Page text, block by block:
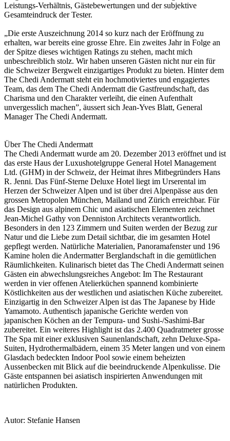
Leistungs-Verhältnis, Gästebewertungen und der subjektive
Gesamteindruck der Tester.
„Die erste Auszeichnung 2014 so kurz nach der Eröffnung zu
erhalten, war bereits eine grosse Ehre. Ein zweites Jahr in Folge an
der Spitze dieses wichtigen Ratings zu stehen, macht mich
unbeschreiblich stolz. Wir haben unseren Gästen nicht nur ein für
die Schweizer Bergwelt einzigartiges Produkt zu bieten. Hinter dem
The Chedi Andermatt steht ein hochmotiviertes und engagiertes
Team, das dem The Chedi Andermatt die Gastfreundschaft, das
Charisma und den Charakter verleiht, die einen Aufenthalt
unvergesslich machen”, äussert sich Jean-Yves Blatt, General
Manager The Chedi Andermatt.
Über The Chedi Andermatt
The Chedi Andermatt wurde am 20. Dezember 2013 eröffnet und ist
das erste Haus der Luxushotelgruppe General Hotel Management
Ltd. (GHM) in der Schweiz, der Heimat ihres Mitbegründers Hans
R. Jenni. Das Fünf-Sterne Deluxe Hotel liegt im Urserental im
Herzen der Schweizer Alpen und ist über drei Alpenpässe aus den
grossen Metropolen München, Mailand und Zürich erreichbar. Für
das Design aus alpinem Chic und asiatischen Elementen zeichnet
Jean-Michel Gathy von Denniston Architects verantwortlich.
Besonders in den 123 Zimmern und Suiten werden der Bezug zur
Natur und die Liebe zum Detail sichtbar, die im gesamten Hotel
gepflegt werden. Natürliche Materialien, Panoramafenster und 196
Kamine holen die Andermatter Berglandschaft in die gemütlichen
Räumlichkeiten. Kulinarisch bietet das The Chedi Andermatt seinen
Gästen ein abwechslungsreiches Angebot: Im The Restaurant
werden in vier offenen Atelierküchen spannend kombinierte
Köstlichkeiten aus der westlichen und asiatischen Küche zubereitet.
Einzigartig in den Schweizer Alpen ist das The Japanese by Hide
Yamamoto. Authentisch japanische Gerichte werden von
japanischen Köchen an der Tempura- und Sushi-/Sashimi-Bar
zubereitet. Ein weiteres Highlight ist das 2.400 Quadratmeter grosse
The Spa mit einer exklusiven Saunenlandschaft, zehn Deluxe-Spa-
Suiten, Hydrothermalbädern, einem 35 Meter langen und von einem
Glasdach bedeckten Indoor Pool sowie einem beheizten
Aussenbecken mit Blick auf die beeindruckende Alpenkulisse. Die
Gäste entspannen bei asiatisch inspirierten Anwendungen mit
natürlichen Produkten.
Autor: Stefanie Hansen